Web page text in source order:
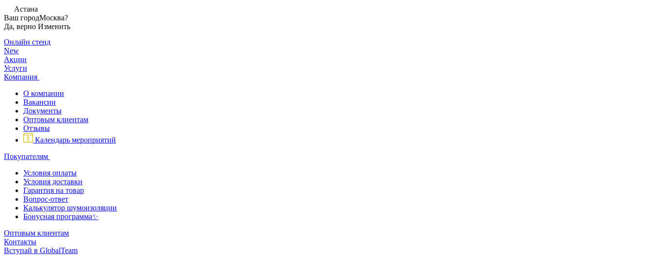
Астана
Ваш городМосква?
Да, верно Изменить
Онлайн стенд
New
Акции
Услуги
Компания
О компании
Вакансии
Документы
Оптовым клиентам
Отзывы
Календарь мероприятий
Покупателям
Условия оплаты
Условия доставки
Гарантия на товар
Вопрос-ответ
Калькулятор шумоизоляции
Бонусная программа✨
Оптовым клиентам
Контакты
Вступай в GlobalTeam